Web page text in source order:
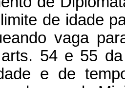
de idade
vaga
54 e 55
e de